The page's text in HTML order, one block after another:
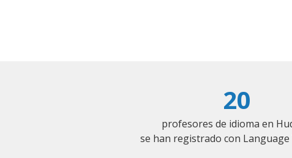
20
profesores de idioma en
se han registrado con